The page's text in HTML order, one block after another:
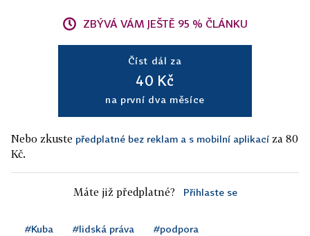
ZBÝVÁ VÁM JEŠTĚ 95 % ČLÁNKU
Číst dál za
40 Kč
na první dva měsíce
Nebo zkuste předplatné bez reklam a s mobilní aplikací za 80
Kč.
Máte již předplatné? Přihlaste se
#Kuba #lidská práva #podpora